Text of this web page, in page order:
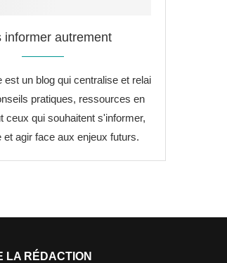
informer autrement
est un blog qui centralise et relai
pratiques, ressources en
ceux qui souhaitent s'informer,
et agir face aux enjeux futurs.
LA RÉDACTION